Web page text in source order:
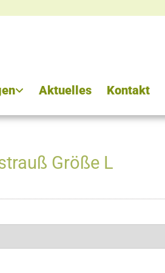
Aktuelles Kontakt
Größe L